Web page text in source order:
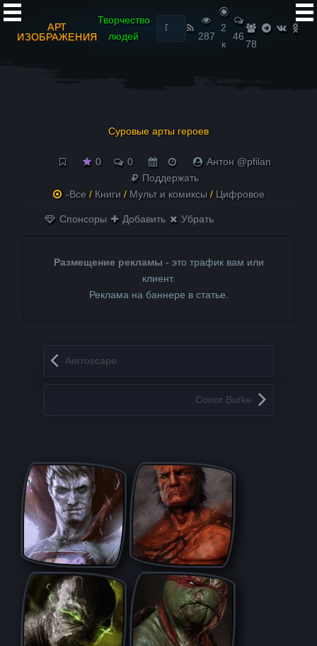
АРТ
ИЗОБРАЖЕНИЯ
Творчество
людей
Найти:
287
2
к
46
78
Суровые арты героев
0 0
Антон @pfilan
Поддержать
-Все / Книги / Мульт и комиксы / Цифровое
Спонсоры Добавить Убрать
Размещение рекламы - это трафик вам или
клиент.
Реклама на баннере в статье.
Запись навигация
Aerroscape
Conor Burke